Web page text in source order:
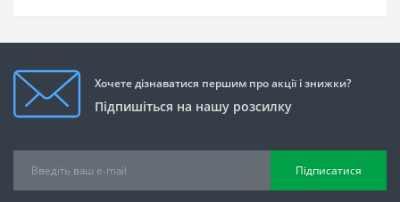
Хочете дізнаватися першим про акції і знижки?
Підпишіться на нашу розсилку
Підписатися